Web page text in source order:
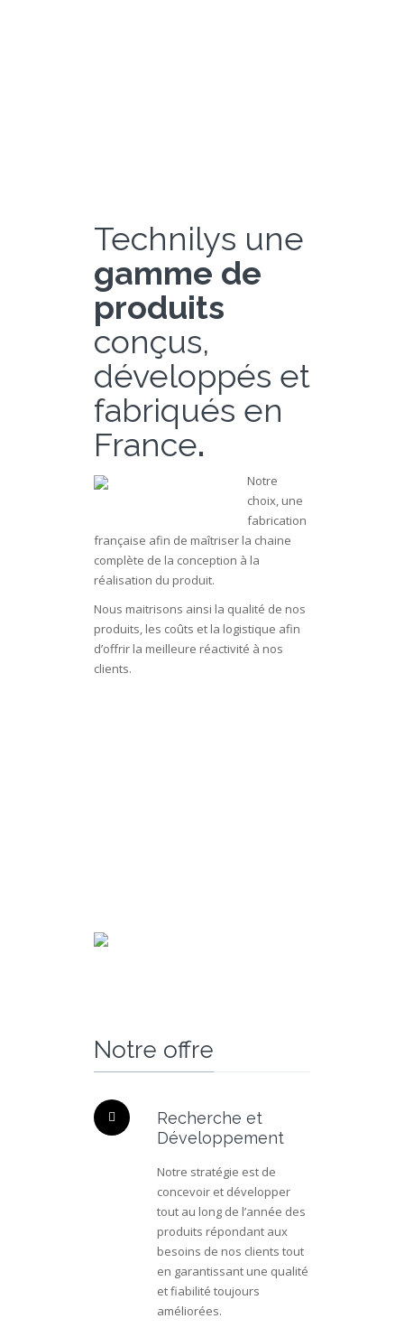
Technilys une
gamme de
produits
conçus,
développés et
fabriqués en
France.
Notre
choix, une
fabrication
française afin de maîtriser la chaine
complète de la conception à la
réalisation du produit.
Nous maitrisons ainsi la qualité de nos
produits, les coûts et la logistique afin
d’offrir la meilleure réactivité à nos
clients.
Notre offre
Recherche et
Développement
Notre stratégie est de
concevoir et développer
tout au long de l’année des
produits répondant aux
besoins de nos clients tout
en garantissant une qualité
et fiabilité toujours
améliorées.